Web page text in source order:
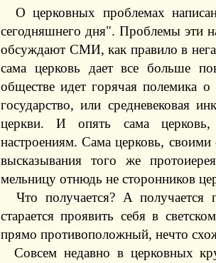
О церковных проблемах
сегодняшнего дня". Проблемы эти
обсуждают СМИ, как правило в
сама церковь дает все больше
обществе идет горячая полемика
государство, или средневековая
церкви. И опять сама церковь,
настроениям. Сама церковь,
высказывания того же
мельницу отнюдь не сторонников
Что получается? А получается
старается проявить себя в
прямо противоположный, нечто
Совсем недавно в церковных